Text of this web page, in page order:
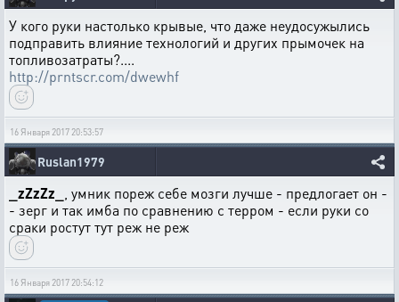
У кого руки настолько крывые, что даже неудосужылись
подправить влияние технологий и других прымочек на
топливозатраты?....
http://prntscr.com/dwewhf
16 Января 2017 20:53:57
Ruslan1979
_zZzZz_
, умник пореж себе мозги лучше - предлогает он -
- зерг и так имба по сравнению с терром - если руки со
сраки ростут тут реж не реж
16 Января 2017 20:54:12